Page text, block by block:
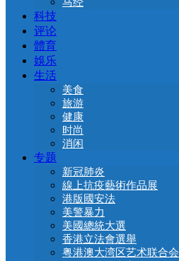
科技
评论
體育
娛乐
生活
美食
旅游
健康
时尚
消闲
专题
新冠肺炎
線上抗疫藝術作品展
港版國安法
美警暴力
美國總統大選
香港立法會選舉
粤港澳大湾区艺术联合会